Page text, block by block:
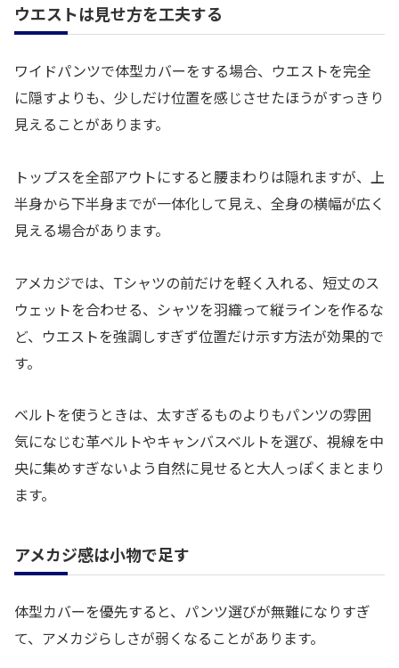
ウエストは見せ方を工夫する
ワイドパンツで体型カバーをする場合、ウエストを完全
に隠すよりも、少しだけ位置を感じさせたほうがすっきり
見えることがあります。
トップスを全部アウトにすると腰まわりは隠れますが、上
半身から下半身までが一体化して見え、全身の横幅が広く
見える場合があります。
アメカジでは、Tシャツの前だけを軽く入れる、短丈のス
ウェットを合わせる、シャツを羽織って縦ラインを作るな
ど、ウエストを強調しすぎず位置だけ示す方法が効果的で
す。
ベルトを使うときは、太すぎるものよりもパンツの雰囲
気になじむ革ベルトやキャンバスベルトを選び、視線を中
央に集めすぎないよう自然に見せると大人っぽくまとまり
ます。
アメカジ感は小物で足す
体型カバーを優先すると、パンツ選びが無難になりすぎ
て、アメカジらしさが弱くなることがあります。